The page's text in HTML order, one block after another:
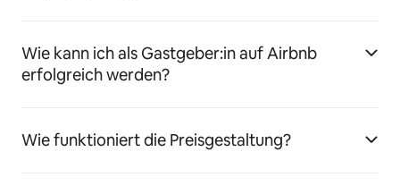
Wie kann ich als Gastgeber:in auf Airbnb
erfolgreich werden?
Wie funktioniert die Preisgestaltung?